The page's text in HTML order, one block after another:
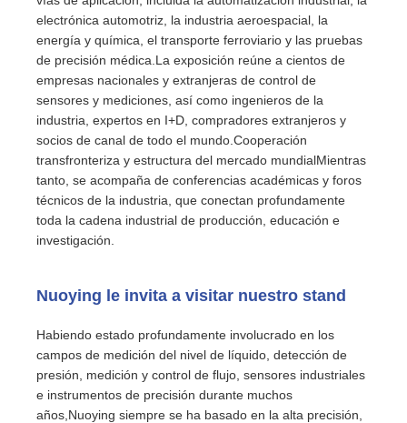
electrónica automotriz, la industria aeroespacial, la
energía y química, el transporte ferroviario y las pruebas
de precisión médica.La exposición reúne a cientos de
empresas nacionales y extranjeras de control de
sensores y mediciones, así como ingenieros de la
industria, expertos en I+D, compradores extranjeros y
socios de canal de todo el mundo.Cooperación
transfronteriza y estructura del mercado mundialMientras
tanto, se acompaña de conferencias académicas y foros
técnicos de la industria, que conectan profundamente
toda la cadena industrial de producción, educación e
investigación.
Nuoying le invita a visitar nuestro stand
Habiendo estado profundamente involucrado en los
campos de medición del nivel de líquido, detección de
presión, medición y control de flujo, sensores industriales
e instrumentos de precisión durante muchos
años,Nuoying siempre se ha basado en la alta precisión,